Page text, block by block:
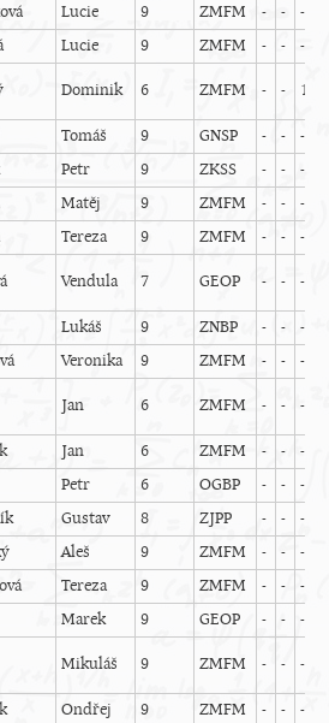
Lucie 9 ZMFM - - -
Lucie 9 ZMFM - - -
Dominik 6 ZMFM - - 1
Tomáš 9 GNSP - - -
Petr 9 ZKSS - - -
Matěj 9 ZMFM - - -
Tereza 9 ZMFM - - -
Vendula 7 GEOP - - -
Lukáš 9 ZNBP - - -
Veronika 9 ZMFM - - -
Jan 6 ZMFM - - -
Jan 6 ZMFM - - -
Petr 6 OGBP - - -
Gustav 8 ZJPP - - -
Aleš 9 ZMFM - - -
Tereza 9 ZMFM - - -
Marek 9 GEOP - - -
Mikuláš 9 ZMFM - - -
Ondřej 9 ZMFM - - -